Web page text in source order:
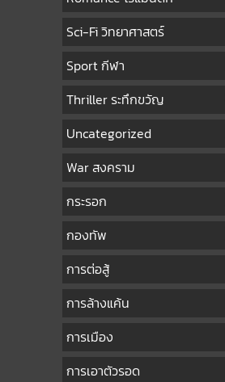
Sci-Fi วิทยาศาสตร์
Sport กีฬา
Thriller ระทึกขวัญ
Uncategorized
War สงคราม
กระรอก
กองทัพ
การต่อสู้
การล้างแค้น
การเมือง
การเอาตัวรอด